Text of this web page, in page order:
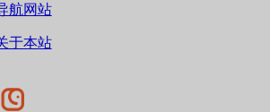
航网站
于本站